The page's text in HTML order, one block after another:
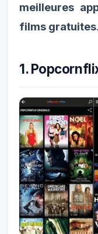
meilleures
films gratuites.
1.